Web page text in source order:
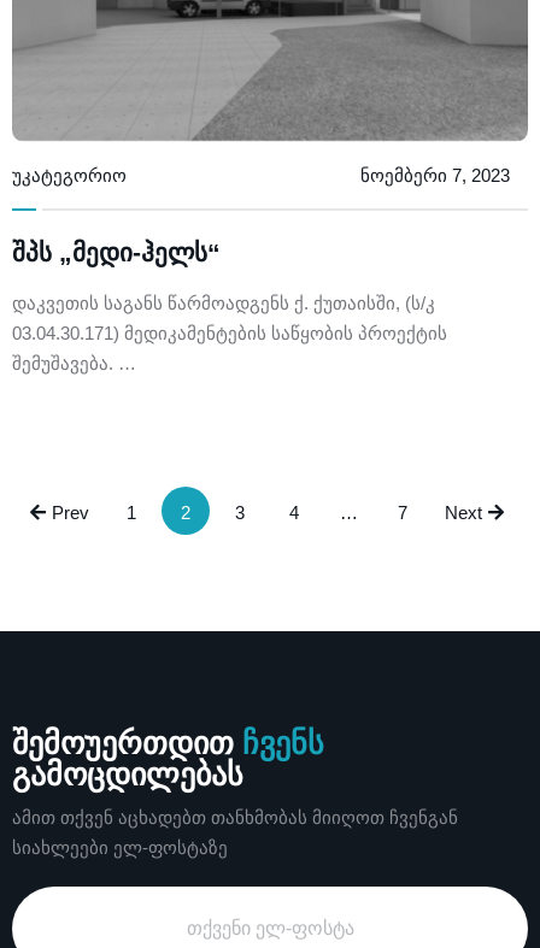
უკატეგორიო ნოემბერი 7, 2023
შპს „მედი-ჰელს“
დაკვეთის საგანს წარმოადგენს ქ. ქუთაისში, (ს/კ
03.04.30.171) მედიკამენტების საწყობის პროექტის
შემუშავება. …
Prev 1 2 3 4 … 7 Next
შემოუერთდით ჩვენს
გამოცდილებას
ამით თქვენ აცხადებთ თანხმობას მიიღოთ ჩვენგან
სიახლეები ელ-ფოსტაზე